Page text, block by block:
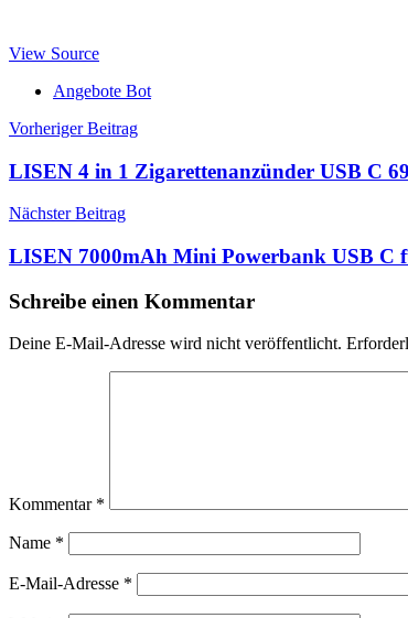
View Source
Angebote Bot
Beitragsnavigation
Vorheriger Beitrag
LISEN 4 in 1 Zigarettenanzünder USB C
Nächster Beitrag
LISEN 7000mAh Mini Powerbank USB
Schreibe einen Kommentar
Deine E-Mail-Adresse wird nicht veröffentlicht.
Kommentar *
Name *
E-Mail-Adresse *